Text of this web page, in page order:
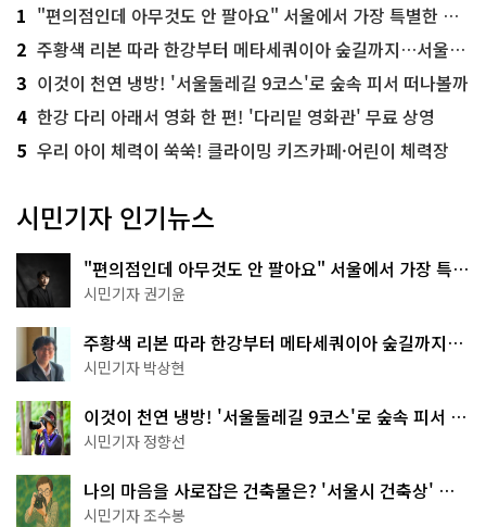
1 "편의점인데 아무것도 안 팔아요" 서울에서 가장 특별한 편의점의 정체
2 주황색 리본 따라 한강부터 메타세쿼이아 숲길까지…서울둘레길 15코스
3 이것이 천연 냉방! '서울둘레길 9코스'로 숲속 피서 떠나볼까
4 한강 다리 아래서 영화 한 편! '다리밑 영화관' 무료 상영
5 우리 아이 체력이 쑥쑥! 클라이밍 키즈카페·어린이 체력장
시민기자 인기뉴스
"편의점인데 아무것도 안 팔아요" 서울에서 가장 특별
한 편의점의 정체
시민기자 권기윤
주황색 리본 따라 한강부터 메타세쿼이아 숲길까지…
서울둘레길 15코스
시민기자 박상현
이것이 천연 냉방! '서울둘레길 9코스'로 숲속 피서 떠
나볼까
시민기자 정향선
나의 마음을 사로잡은 건축물은? '서울시 건축상' 수
상작 공개!
시민기자 조수봉